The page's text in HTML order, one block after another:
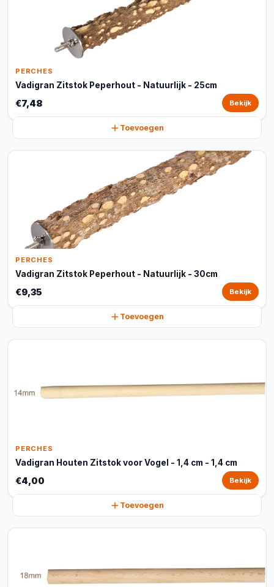
PERCHES
Vadigran Zitstok Peperhout - Natuurlijk - 25cm
€7,48 Bekijk
Toevoegen
PERCHES
Vadigran Zitstok Peperhout - Natuurlijk - 30cm
€9,35 Bekijk
Toevoegen
PERCHES
Vadigran Houten Zitstok voor Vogel - 1,4 cm - 1,4 cm
€4,00 Bekijk
Toevoegen